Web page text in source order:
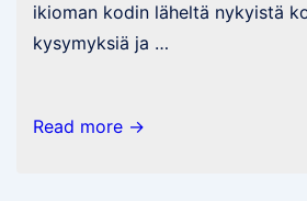
ikioman kodin läheltä nykyistä
kysymyksiä ja …
Poikien
Read more →